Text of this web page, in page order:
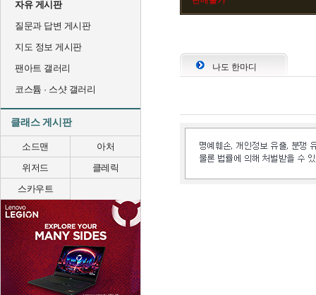
자유 게시판
질문과 답변 게시판
지도 정보 게시판
팬아트 갤러리
코스튬 · 스샷 갤러리
클래스 게시판
소드맨
아처
위저드
클레릭
스카우트
나도 한마디